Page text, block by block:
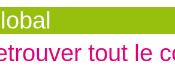
tout le